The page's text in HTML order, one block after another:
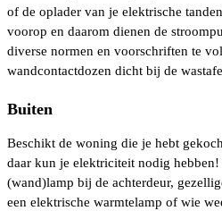
of de oplader van je elektrische
voorop en daarom dienen de
diverse normen en voorschriften te
wandcontactdozen dicht bij de
Buiten
Beschikt de woning die je hebt
daar kun je elektriciteit nodig
(wand)lamp bij de achterdeur,
een elektrische warmtelamp of wie